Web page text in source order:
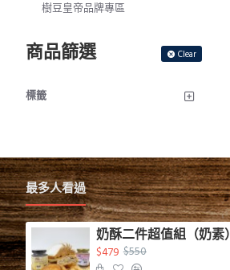
樹豆皇帝品牌專區
商品篩選 Clear
標籤
最多人看過
奶酥二件超值組（奶素）
$479 $550